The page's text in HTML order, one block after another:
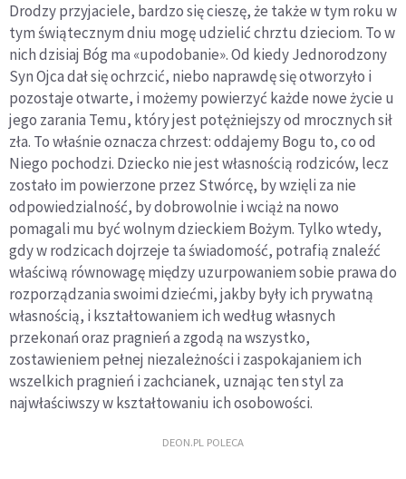
Drodzy przyjaciele, bardzo się cieszę, że także w tym roku w
tym świątecznym dniu mogę udzielić chrztu dzieciom. To w
nich dzisiaj Bóg ma «upodobanie». Od kiedy Jednorodzony
Syn Ojca dał się ochrzcić, niebo naprawdę się otworzyło i
pozostaje otwarte, i możemy powierzyć każde nowe życie u
jego zarania Temu, który jest potężniejszy od mrocznych sił
zła. To właśnie oznacza chrzest: oddajemy Bogu to, co od
Niego pochodzi. Dziecko nie jest własnością rodziców, lecz
zostało im powierzone przez Stwórcę, by wzięli za nie
odpowiedzialność, by dobrowolnie i wciąż na nowo
pomagali mu być wolnym dzieckiem Bożym. Tylko wtedy,
gdy w rodzicach dojrzeje ta świadomość, potrafią znaleźć
właściwą równowagę między uzurpowaniem sobie prawa do
rozporządzania swoimi dziećmi, jakby były ich prywatną
własnością, i kształtowaniem ich według własnych
przekonań oraz pragnień a zgodą na wszystko,
zostawieniem pełnej niezależności i zaspokajaniem ich
wszelkich pragnień i zachcianek, uznając ten styl za
najwłaściwszy w kształtowaniu ich osobowości.
DEON.PL POLECA